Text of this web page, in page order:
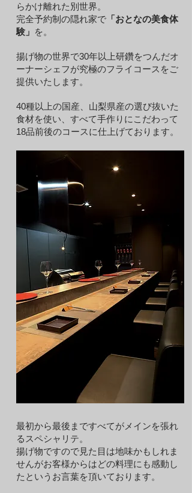
らかけ離れた別世界。
完全予約制の隠れ家で 「おとなの美食体
験」 を。
揚げ物の世界で30年以上研鑽をつんだオ
ーナーシェフが究極のフライコースをご
提供いたします。
40種以上の国産、山梨県産の選び抜いた
食材を使い、すべて手作りにこだわって
18品前後のコースに仕上げております。
最初から最後まですべてがメインを張れ
るスペシャリテ。
揚げ物ですので見た目は地味かもしれま
せんがお客様からはどの料理にも感動し
たというお言葉を頂いております。